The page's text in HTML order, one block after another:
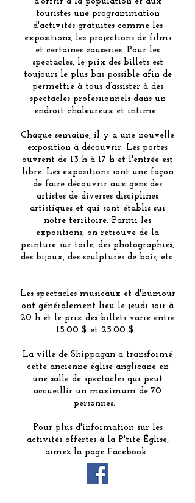
touristes une programmation
d'activités gratuites comme les
expositions, les projections de films
et certaines causeries. Pour les
spectacles, le prix des billets est
toujours le plus bas possible afin de
permettre à tous d’assister à des
spectacles professionnels dans un
endroit chaleureux et intime.
Chaque semaine, il y a une nouvelle
exposition à découvrir. Les portes
ouvrent de 13 h à 17 h et l'entrée est
libre. Les expositions sont une façon
de faire découvrir aux gens des
artistes de diverses disciplines
artistiques et qui sont établis sur
notre territoire. Parmi les
expositions, on retrouve de la
peinture sur toile, des photographies,
des bijoux, des sculptures de bois, etc.
Les spectacles musicaux et d'humour
ont généralement lieu le jeudi soir à
20 h et le prix des billets varie entre
15.00 $ et 25.00 $.
La ville de Shippagan a transformé
cette ancienne église anglicane en
une salle de spectacles qui peut
accueillir un maximum de 70
personnes.
Pour plus d'information sur les
activités offertes à la P'tite Église,
aimez la page Facebook